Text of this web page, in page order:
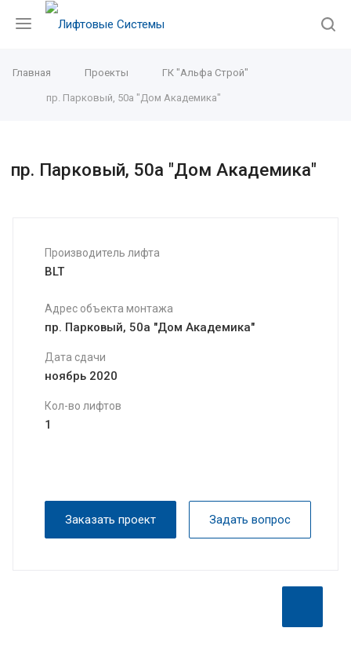
Главная Проекты ГК "Альфа Строй"
пр. Парковый, 50а "Дом Академика"
пр. Парковый, 50а "Дом Академика"
Производитель лифта
BLT
Адрес объекта монтажа
пр. Парковый, 50а "Дом Академика"
Дата сдачи
ноябрь 2020
Кол-во лифтов
1
Заказать проект Задать вопрос